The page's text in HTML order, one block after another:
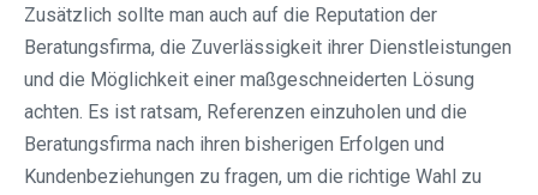
Zusätzlich sollte man auch auf die Reputation der
Beratungsfirma, die Zuverlässigkeit ihrer Dienstleistungen
und die Möglichkeit einer maßgeschneiderten Lösung
achten. Es ist ratsam, Referenzen einzuholen und die
Beratungsfirma nach ihren bisherigen Erfolgen und
Kundenbeziehungen zu fragen, um die richtige Wahl zu